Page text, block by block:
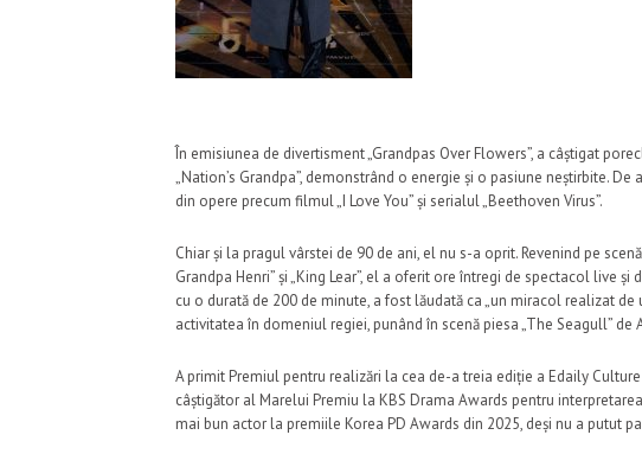
În emisiunea de divertisment „Grandpas Over Flowers”, a câștigat
„Nation’s Grandpa”, demonstrând o energie și o pasiune neștirbite.
din opere precum filmul „I Love You” și serialul „Beethoven Virus”.
Chiar și la pragul vârstei de 90 de ani, el nu s-a oprit. Revenind pe
Grandpa Henri” și „King Lear”, el a oferit ore întregi de spectacol live și
cu o durată de 200 de minute, a fost lăudată ca „un miracol realizat de
activitatea în domeniul regiei, punând în scenă piesa „The Seagull” de
A primit Premiul pentru realizări la cea de-a treia ediție a Edaily
câștigător al Marelui Premiu la KBS Drama Awards pentru
mai bun actor la premiile Korea PD Awards din 2025, deși nu a putut